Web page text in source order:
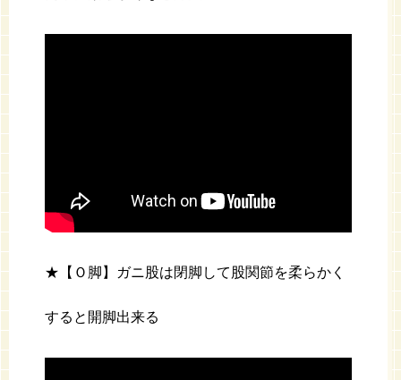
★【Ｏ脚】ガニ股は閉脚して股関節を柔らかく
すると開脚出来る